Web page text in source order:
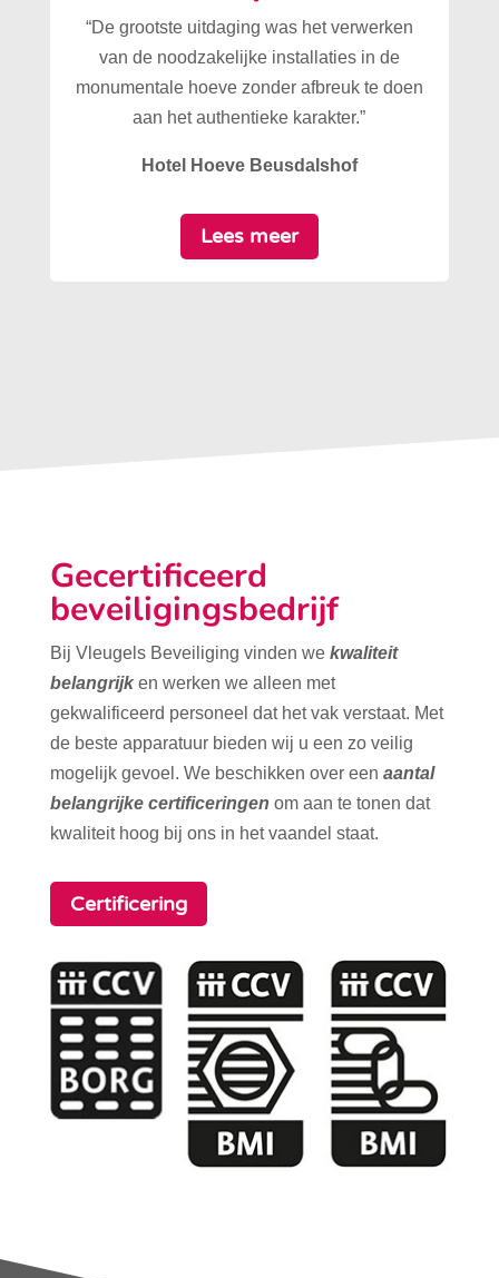
“De grootste uitdaging was het verwerken
van de noodzakelijke installaties in de
monumentale hoeve zonder afbreuk te doen
aan het authentieke karakter.”
Hotel Hoeve Beusdalshof
Lees meer
Gecertificeerd
beveiligingsbedrijf
Bij Vleugels Beveiliging vinden we kwaliteit
belangrijk en werken we alleen met
gekwalificeerd personeel dat het vak verstaat. Met
de beste apparatuur bieden wij u een zo veilig
mogelijk gevoel. We beschikken over een aantal
belangrijke certificeringen om aan te tonen dat
kwaliteit hoog bij ons in het vaandel staat.
Certificering